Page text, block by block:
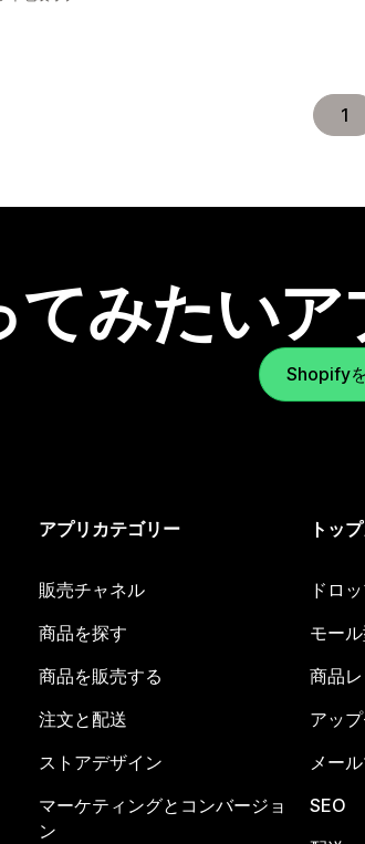
1
てみたいア
Shopify
アプリカテゴリー
販売チャネル
商品を探す
商品を販売する
注文と配送
ストアデザイン
マーケティングとコンバージョ
ン
トッ
ドロ
モー
商品
アッ
メー
SEO